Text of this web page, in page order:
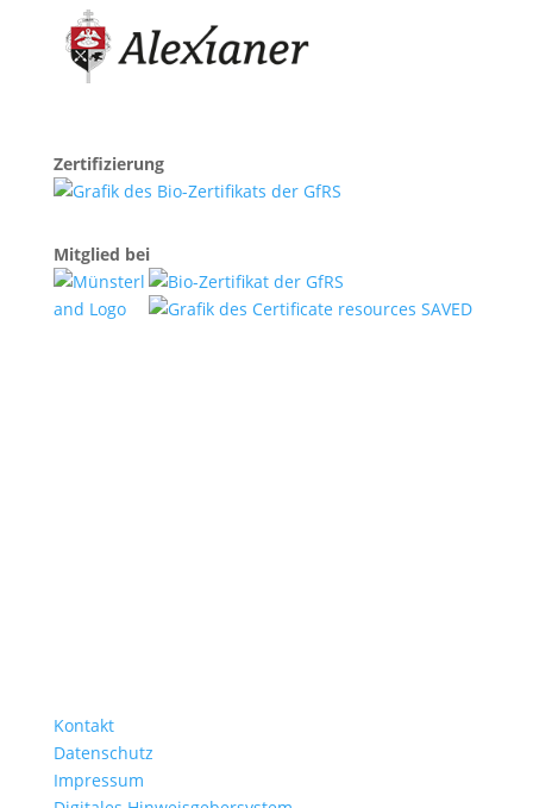
Zertifizierung
Mitglied bei
Kontakt
Datenschutz
Impressum